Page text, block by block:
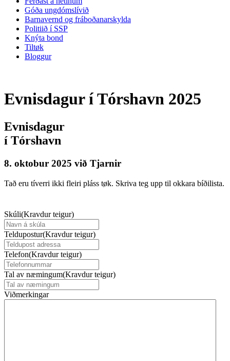
Góða ungdómslívið
Barnavernd og fráboðanarskylda
Politiið í SSP
Knýta bond
Tiltøk
Bloggur
Evnisdagur í Tórshavn 2025
Evnisdagur
í Tórshavn
8. oktobur 2025 við Tjarnir
Tað eru tíverri ikki fleiri pláss tøk. Skriva teg upp til okkara bíðilista.
Skúli(Kravdur teigur)
Teldupostur(Kravdur teigur)
Telefon(Kravdur teigur)
Tal av næmingum(Kravdur teigur)
Viðmerkingar